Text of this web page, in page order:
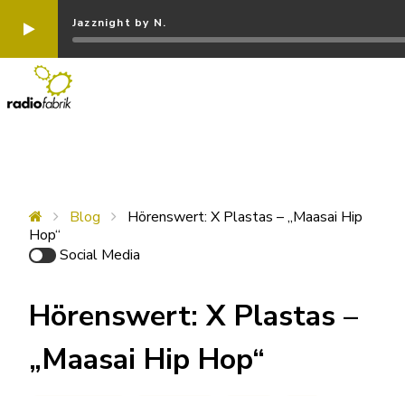
Jazznight by N.
Blog
Hörenswert: X Plastas – „Maasai Hip
Hop“
Social Media
Hörenswert: X Plastas –
„Maasai Hip Hop“